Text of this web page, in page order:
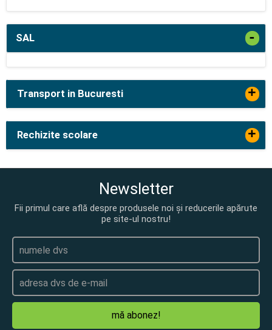
SAL -
Transport in Bucuresti +
Rechizite scolare +
Newsletter
Fii primul care află despre produsele noi și reducerile apărute
pe site-ul nostru!
mă abonez!